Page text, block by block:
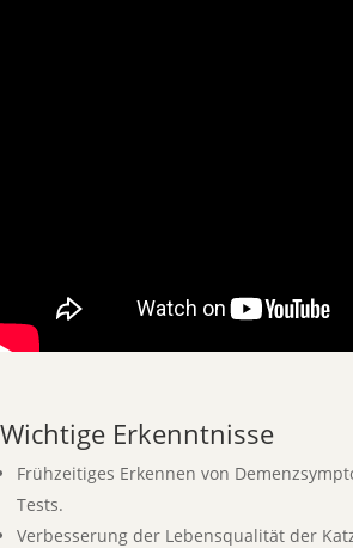
Wichtige Erkenntnisse
Frühzeitiges Erkennen von
Tests.
Verbesserung der Lebensqualität der